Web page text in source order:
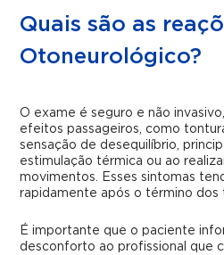
Quais são as
Otoneurológico?
O exame é seguro e não
efeitos passageiros, como
sensação de desequilíbrio,
estimulação térmica ou ao
movimentos. Esses sintomas
rapidamente após o término dos
É importante que o paciente
desconforto ao profissional que